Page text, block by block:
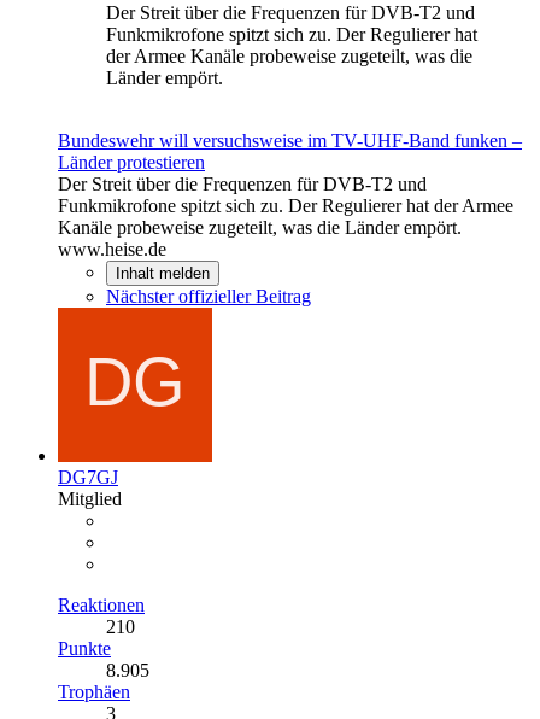
Der Streit über die Frequenzen für DVB-T2 und
Funkmikrofone spitzt sich zu. Der Regulierer hat
der Armee Kanäle probeweise zugeteilt, was die
Länder empört.
Bundeswehr will versuchsweise im TV-UHF-Band funken –
Länder protestieren
Der Streit über die Frequenzen für DVB-T2 und
Funkmikrofone spitzt sich zu. Der Regulierer hat der Armee
Kanäle probeweise zugeteilt, was die Länder empört.
www.heise.de
Inhalt melden
Nächster offizieller Beitrag
DG7GJ
Mitglied
Reaktionen
210
Punkte
8.905
Trophäen
3